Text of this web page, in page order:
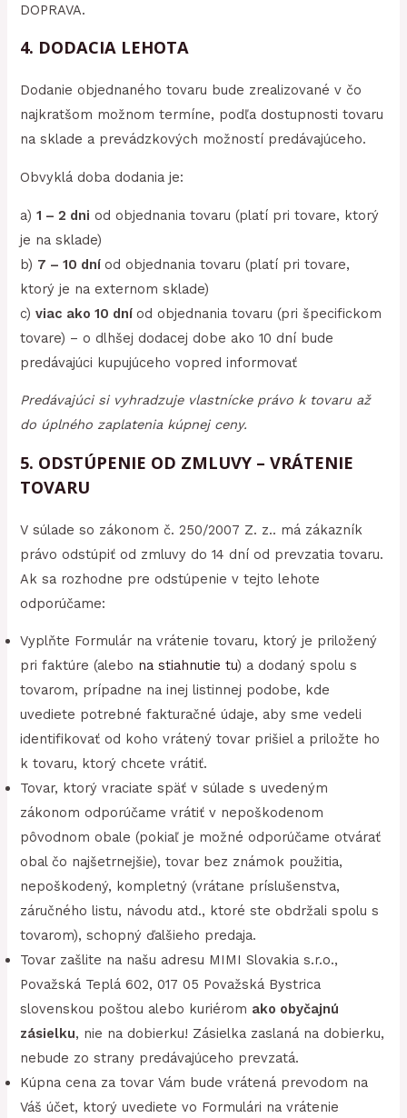
DOPRAVA.
4. DODACIA LEHOTA
Dodanie objednaného tovaru bude zrealizované v čo
najkratšom možnom termíne, podľa dostupnosti tovaru
na sklade a prevádzkových možností predávajúceho.
Obvyklá doba dodania je:
a)1 – 2 dni od objednania tovaru (platí pri tovare, ktorý
je na sklade)
b) 7 – 10 dníod objednania tovaru (platí pri tovare,
ktorý je na externom sklade)
c)viac ako 10 dníod objednania tovaru (pri špecifickom
tovare) – o dlhšej dodacej dobe ako 10 dní bude
predávajúci kupujúceho vopred informovať
Predávajúci si vyhradzuje vlastnícke právo k tovaru až
do úplného zaplatenia kúpnej ceny.
5. ODSTÚPENIE OD ZMLUVY – VRÁTENIE
TOVARU
V súlade so zákonom č. 250/2007 Z. z.. má zákazník
právo odstúpiť od zmluvy do 14 dní od prevzatia tovaru.
Ak sa rozhodne pre odstúpenie v tejto lehote
odporúčame:
Vyplňte Formulár na vrátenie tovaru, ktorý je priložený
pri faktúre (alebo na stiahnutie tu) a dodaný spolu s
tovarom, prípadne na inej listinnej podobe, kde
uvediete potrebné fakturačné údaje, aby sme vedeli
identifikovať od koho vrátený tovar prišiel a priložte ho
k tovaru, ktorý chcete vrátiť.
Tovar, ktorý vraciate späť v súlade s uvedeným
zákonom odporúčame vrátiť v nepoškodenom
pôvodnom obale (pokiaľ je možné odporúčame otvárať
obal čo najšetrnejšie), tovar bez známok použitia,
nepoškodený, kompletný (vrátane príslušenstva,
záručného listu, návodu atd., ktoré ste obdržali spolu s
tovarom), schopný ďalšieho predaja.
Tovar zašlite na našu adresu MIMI Slovakia s.r.o.,
Považská Teplá 602, 017 05 Považská Bystrica
slovenskou poštou alebo kuriérom ako obyčajnú
zásielku, nie na dobierku! Zásielka zaslaná na dobierku,
nebude zo strany predávajúceho prevzatá.
Kúpna cena za tovar Vám bude vrátená prevodom na
Váš účet, ktorý uvediete vo Formulári na vrátenie